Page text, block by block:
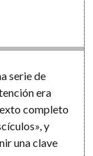
serie de
era
completo
y
una clave